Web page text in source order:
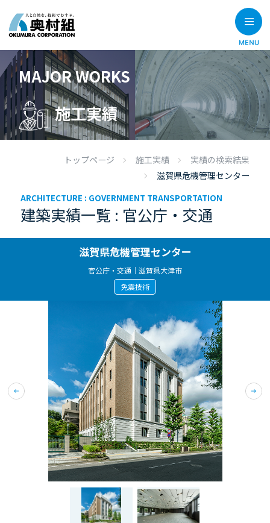
MAJOR WORKS
施工実績
トップページ 施工実績
実績の検索結果
滋賀県危機管理センター
ARCHITECTURE : GOVERNMENT TRANSPORTATION
建築実績一覧 : 官公庁・交通
滋賀県危機管理センター
官公庁・交通｜滋賀県大津市
免震技術